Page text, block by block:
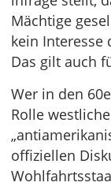
Mächtige
kein Interesse
Das gilt auch
Wer in den
Rolle
offiziellen